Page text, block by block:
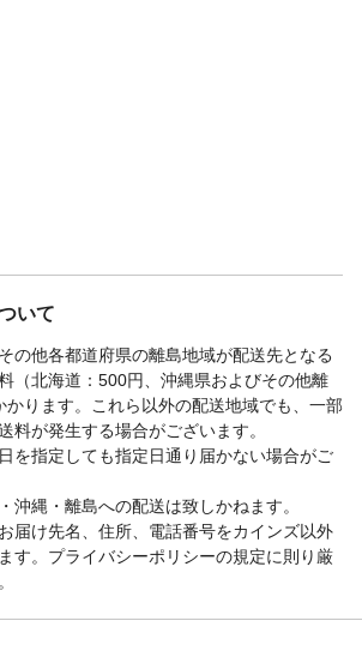
いて
の他各都道府県の離島地域が配送先となる
（北海道：500円、沖縄県およびその他離
かります。これら以外の配送地域でも、一部
料が発生する場合がございます。
を指定しても指定日通り届かない場合がご
沖縄・離島への配送は致しかねます。
届け先名、住所、電話番号をカインズ以外
す。プライバシーポリシーの規定に則り厳